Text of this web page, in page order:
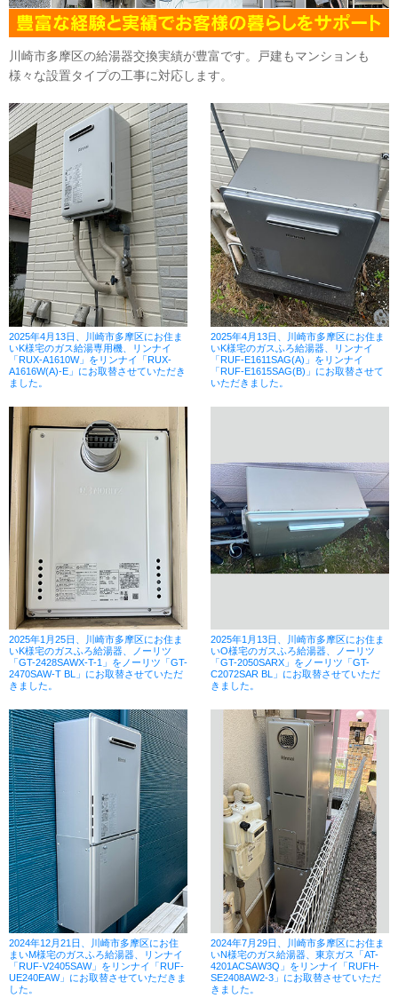
川崎市多摩区の給湯器交換実績が豊富です。戸建もマンションも
様々な設置タイプの工事に対応します。
2025年4月13日、川崎市多摩区にお住ま
いK様宅のガス給湯専用機、リンナイ
「RUX-A1610W」をリンナイ「RUX-
A1616W(A)-E」にお取替させていただき
ました。
2025年4月13日、川崎市多摩区にお住ま
いK様宅のガスふろ給湯器、リンナイ
「RUF-E1611SAG(A)」をリンナイ
「RUF-E1615SAG(B)」にお取替させて
いただきました。
2025年1月25日、川崎市多摩区にお住ま
いK様宅のガスふろ給湯器、ノーリツ
「GT-2428SAWX-T-1」をノーリツ「GT-
2470SAW-T BL」にお取替させていただ
きました。
2025年1月13日、川崎市多摩区にお住ま
いO様宅のガスふろ給湯器、ノーリツ
「GT-2050SARX」をノーリツ「GT-
C2072SAR BL」にお取替させていただ
きました。
2024年12月21日、川崎市多摩区にお住
まいM様宅のガスふろ給湯器、リンナイ
「RUF-V2405SAW」をリンナイ「RUF-
UE240EAW」にお取替させていただきま
した。
2024年7月29日、川崎市多摩区にお住ま
いN様宅のガス給湯器、東京ガス「AT-
4201ACSAW3Q」をリンナイ「RUFH-
SE2408AW2-3」にお取替させていただ
きました。